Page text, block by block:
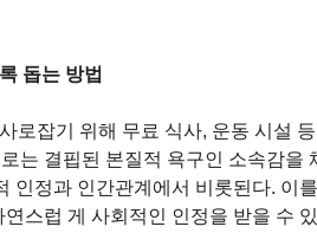
돕는 방법
로잡기 위해 무료 식사, 운동 시설
는 결핍된 본질적 욕구인 소속감을
인정과 인간관계에서 비롯된다. 이
스럽 게 사회적인 인정을 받을 수